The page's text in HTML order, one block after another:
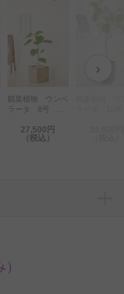
›
観葉植物 ウンベ
ラータ 8号 イ
「Ecological
Cube」仕様【高
27,500円
（税込）